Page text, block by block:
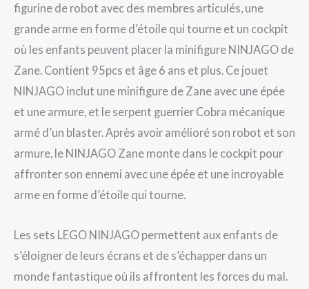
figurine de robot avec des membres articulés, une
grande arme en forme d’étoile qui tourne et un cockpit
où les enfants peuvent placer la minifigure NINJAGO de
Zane. Contient 95pcs et âge 6 ans et plus. Ce jouet
NINJAGO inclut une minifigure de Zane avec une épée
et une armure, et le serpent guerrier Cobra mécanique
armé d’un blaster. Après avoir amélioré son robot et son
armure, le NINJAGO Zane monte dans le cockpit pour
affronter son ennemi avec une épée et une incroyable
arme en forme d’étoile qui tourne.
Les sets LEGO NINJAGO permettent aux enfants de
s’éloigner de leurs écrans et de s’échapper dans un
monde fantastique où ils affrontent les forces du mal.